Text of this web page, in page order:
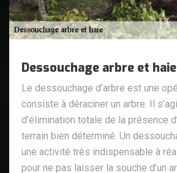
Dessouchage arbre et haie
Le dessouchage d’arbre est une
consiste à déraciner un arbre. Il
d’élimination totale de la présence
terrain bien déterminé. Un
une activité très indispensable à
pour ne pas laisser la souche d’un